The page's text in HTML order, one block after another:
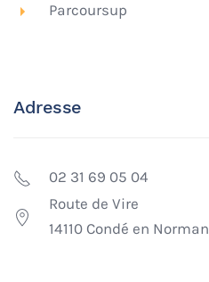
Parcoursup
Adresse
02 31 69 05 04
Route de Vire
14110 Condé en